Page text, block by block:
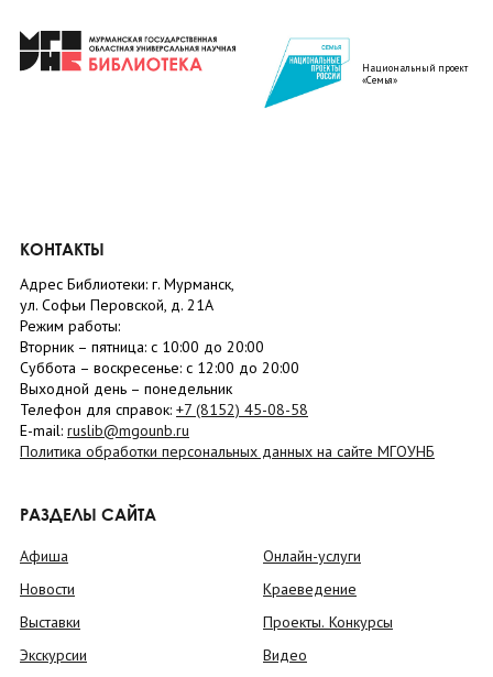
Национальный проект
«Семья»
КОНТАКТЫ
Адрес Библиотеки: г. Мурманск,
ул. Софьи Перовской, д. 21А
Режим работы:
Вторник – пятница: с 10:00 до 20:00
Суббота – воскресенье: c 12:00 до 20:00
Выходной день – понедельник
Телефон для справок: +7 (8152) 45-08-58
E-mail: ruslib@mgounb.ru
Политика обработки персональных данных на сайте МГОУНБ
РАЗДЕЛЫ САЙТА
Афиша
Новости
Выставки
Экскурсии
Онлайн-услуги
Краеведение
Проекты. Конкурсы
Видео